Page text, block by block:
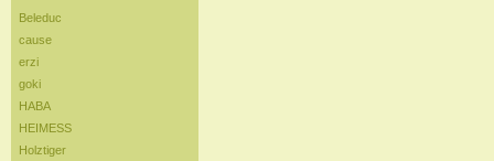
Beleduc
cause
erzi
goki
HABA
HEIMESS
Holztiger